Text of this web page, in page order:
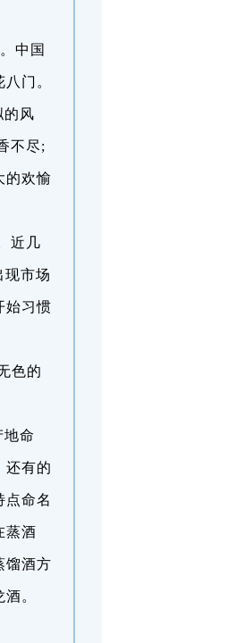
中国
门。
的风
不尽;
的欢愉
近几
现市场
始习惯
色的
命
还有的
点命名
蒸酒
馏酒方
。